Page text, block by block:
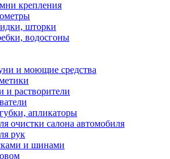
крепления
шторки
водосгоны
и моющие средства
и растворители
апликаторы
очистки салона автомобиля
рук
и шинами